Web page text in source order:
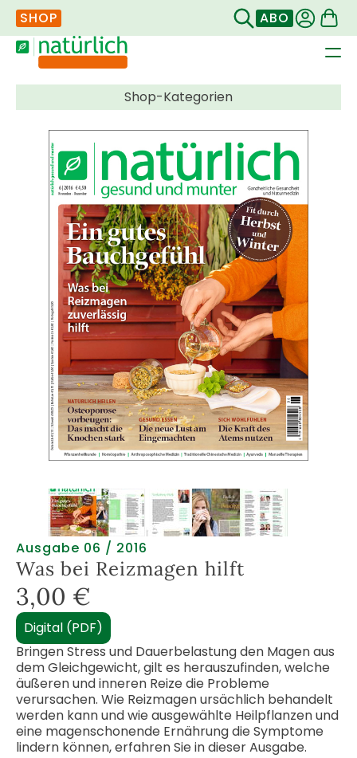
SHOP ABO
Ausgabe 06 / 2016
Was bei Reizmagen hilft
3,00 €
Digital (PDF)
Bringen Stress und Dauerbelastung den Magen aus
dem Gleichgewicht, gilt es herauszufinden, welche
äußeren und inneren Reize die Probleme
verursachen. Wie Reizmagen ursächlich behandelt
werden kann und wie ausgewählte Heilpflanzen und
eine magenschonende Ernährung die Symptome
lindern können, erfahren Sie in dieser Ausgabe.